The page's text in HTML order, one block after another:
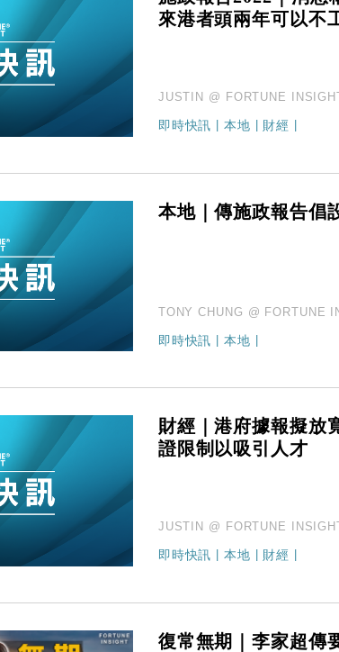
來港者頭兩年可以不
JUSTIN @ FORTUNE
即時快訊 |本地 財經
本地｜傳施政報告倡
TONY CHUNG @ FORTUNE
即時快訊 |本地
財經｜港府據報擬放
證限制以吸引人才
JUSTIN @ FORTUNE
即時快訊 |本地 財經
復常無期｜李家超傳